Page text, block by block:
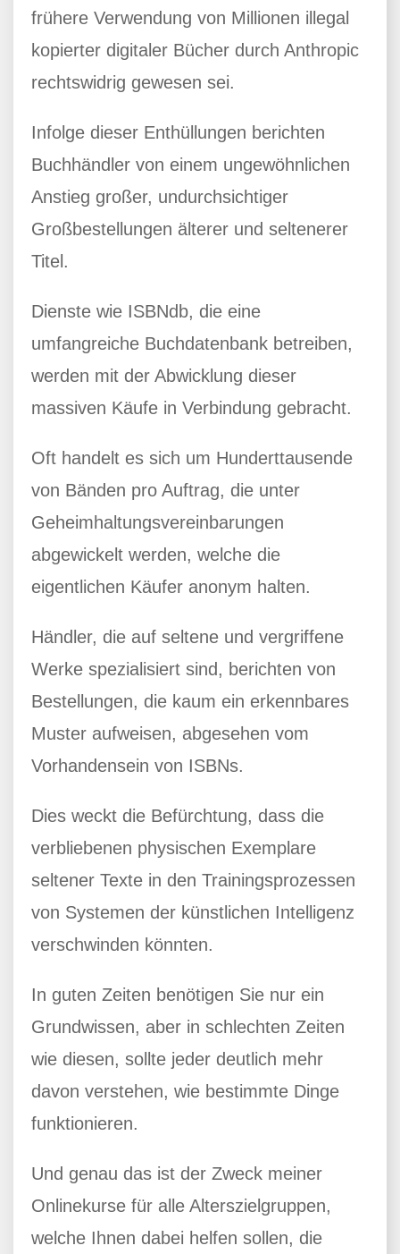
frühere Verwendung von Millionen illegal
kopierter digitaler Bücher durch Anthropic
rechtswidrig gewesen sei.
Infolge dieser Enthüllungen berichten
Buchhändler von einem ungewöhnlichen
Anstieg großer, undurchsichtiger
Großbestellungen älterer und seltenerer
Titel.
Dienste wie ISBNdb, die eine
umfangreiche Buchdatenbank betreiben,
werden mit der Abwicklung dieser
massiven Käufe in Verbindung gebracht.
Oft handelt es sich um Hunderttausende
von Bänden pro Auftrag, die unter
Geheimhaltungsvereinbarungen
abgewickelt werden, welche die
eigentlichen Käufer anonym halten.
Händler, die auf seltene und vergriffene
Werke spezialisiert sind, berichten von
Bestellungen, die kaum ein erkennbares
Muster aufweisen, abgesehen vom
Vorhandensein von ISBNs.
Dies weckt die Befürchtung, dass die
verbliebenen physischen Exemplare
seltener Texte in den Trainingsprozessen
von Systemen der künstlichen Intelligenz
verschwinden könnten.
In guten Zeiten benötigen Sie nur ein
Grundwissen, aber in schlechten Zeiten
wie diesen, sollte jeder deutlich mehr
davon verstehen, wie bestimmte Dinge
funktionieren.
Und genau das ist der Zweck meiner
Onlinekurse für alle Alterszielgruppen,
welche Ihnen dabei helfen sollen, die